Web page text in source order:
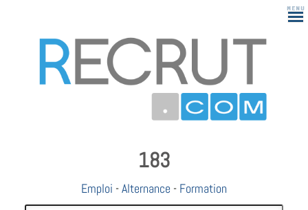
183
Emploi -Alternance - Formation